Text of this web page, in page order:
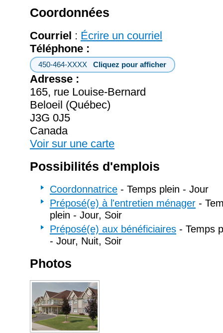
Coordonnées
Courriel : Écrire un courriel
Téléphone :
450-464-XXXXCliquez pour afficher
Adresse :
165, rue Louise-Bernard
Beloeil (Québec)
J3G 0J5
Canada
Voir sur une carte
Possibilités d'emplois
Coordonnatrice - Temps plein - Jour
Préposé(e) à l'entretien ménager -
plein - Jour, Soir
Préposé(e) aux bénéficiaires - Temps
- Jour, Nuit, Soir
Photos